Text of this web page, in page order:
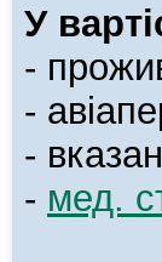
У
-
-
-
- мед.